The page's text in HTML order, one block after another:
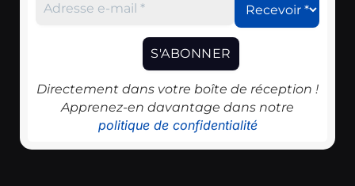
Directement dans votre boîte de réception !
Apprenez-en davantage dans notre
politique de confidentialité